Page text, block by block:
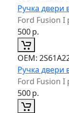
Ручка двери
Ford Fusion I
500р.
ОЕМ:
Ручка двери
Ford Fusion I
500р.